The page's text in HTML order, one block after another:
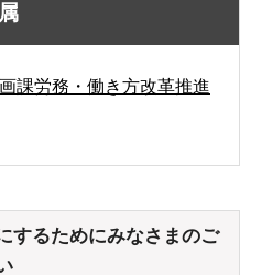
課労務・働き方改革推進
するためにみなさまのご